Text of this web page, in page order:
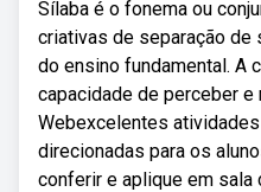
Sílaba é o fonema ou
criativas de separação de
do ensino fundamental. A
capacidade de perceber e
Webexcelentes
direcionadas para os
conferir e aplique em sala